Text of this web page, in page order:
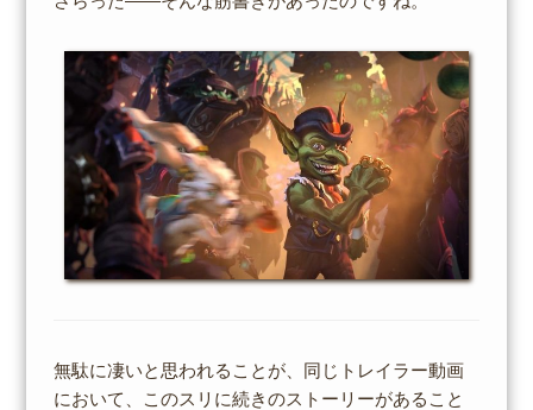
無駄に凄いと思われることが、同じトレイラー動画
において、このスリに続きのストーリーがあること